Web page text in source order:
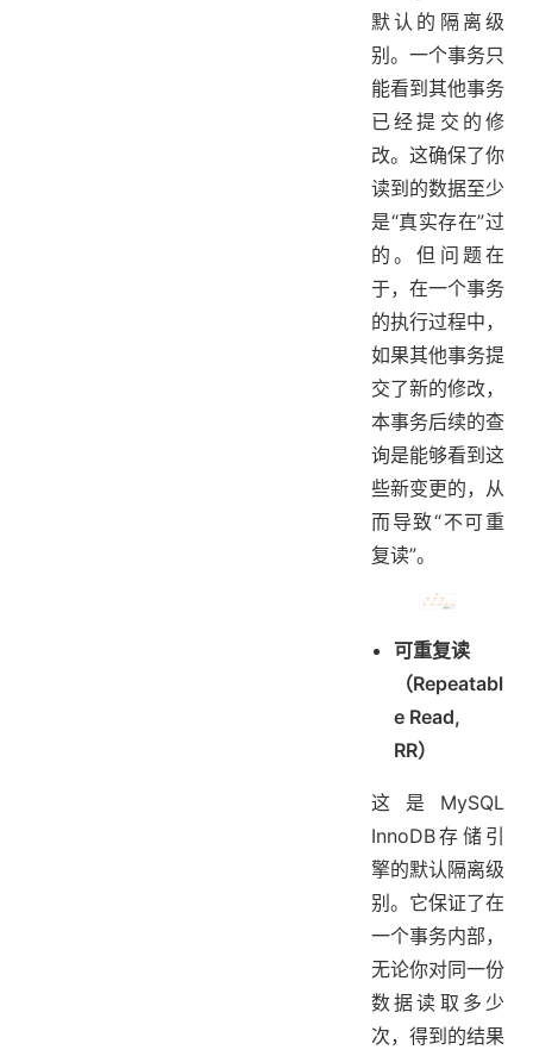
默认的隔离级
别。一个事务只
能看到其他事务
已经提交的修
改。这确保了你
读到的数据至少
是“真实存在”过
的。但问题在
于，在一个事务
的执行过程中，
如果其他事务提
交了新的修改，
本事务后续的查
询是能够看到这
些新变更的，从
而导致“不可重
复读”。
可重复读
（Repeatabl
e Read,
RR）
这是MySQL
InnoDB存储引
擎的默认隔离级
别。它保证了在
一个事务内部，
无论你对同一份
数据读取多少
次，得到的结果